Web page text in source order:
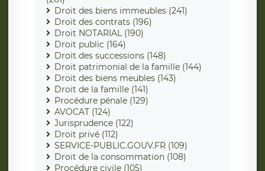
Droit des biens immeubles (241)
Droit des contrats (196)
Droit NOTARIAL (190)
Droit public (164)
Droit des successions (148)
Droit patrimonial de la famille (144)
Droit des biens meubles (143)
Droit de la famille (141)
Procédure pénale (129)
AVOCAT (124)
Jurisprudence (122)
Droit privé (112)
SERVICE-PUBLIC.GOUV.FR (109)
Droit de la consommation (108)
Procédure civile (105)